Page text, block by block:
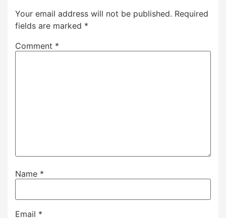
Your email address will not be published. Required
fields are marked *
Comment *
Name *
Email *